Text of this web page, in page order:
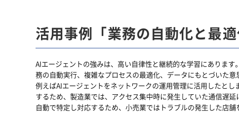
活用事例「業務の自動化と最
AIエージェントの強みは、高い自律性と継続的な学習にありま
務の自動実行、複雑なプロセスの最適化、データにもとづいた
例えばAIエージェントをネットワークの運用管理に活用したと
するため、製造業では、アクセス集中時に発生していた通信遅
自動で特定し対応するため、小売業ではトラブルの発生した店舗